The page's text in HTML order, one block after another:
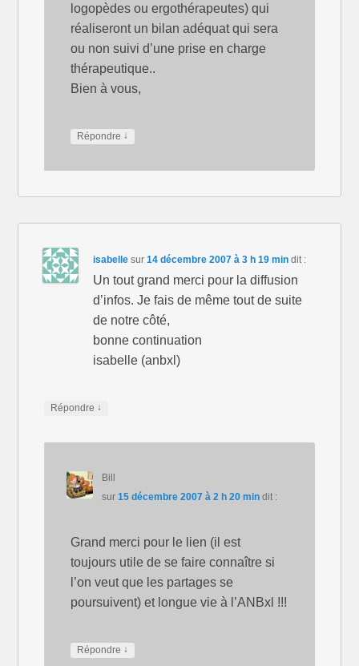
logopèdes ou ergothérapeutes) qui
réaliseront un bilan adéquat qui sera
ou non suivi d’une prise en charge
thérapeutique..
Bien à vous,
Répondre ↓
isabelle sur14 décembre 2007 à 3 h 19 min dit :
Un tout grand merci pour la diffusion
d’infos. Je fais de même tout de suite
de notre côté,
bonne continuation
isabelle (anbxl)
Répondre ↓
Bill
sur 15 décembre 2007 à 2 h 20 min dit :
Grand merci pour le lien (il est
toujours utile de se faire connaître si
l’on veut que les partages se
poursuivent) et longue vie à l’ANBxl !!!
Répondre ↓